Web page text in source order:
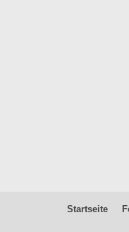
Startseite